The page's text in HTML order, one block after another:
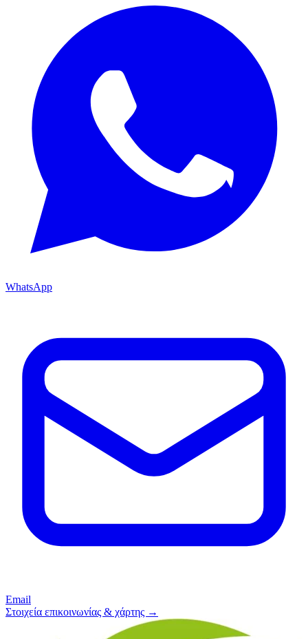
WhatsApp
Email
Στοιχεία επικοινωνίας & χάρτης →